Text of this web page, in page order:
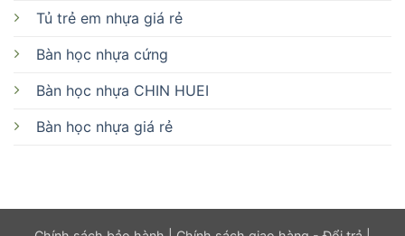
Tủ trẻ em nhựa giá rẻ
Bàn học nhựa cứng
Bàn học nhựa CHIN HUEI
Bàn học nhựa giá rẻ